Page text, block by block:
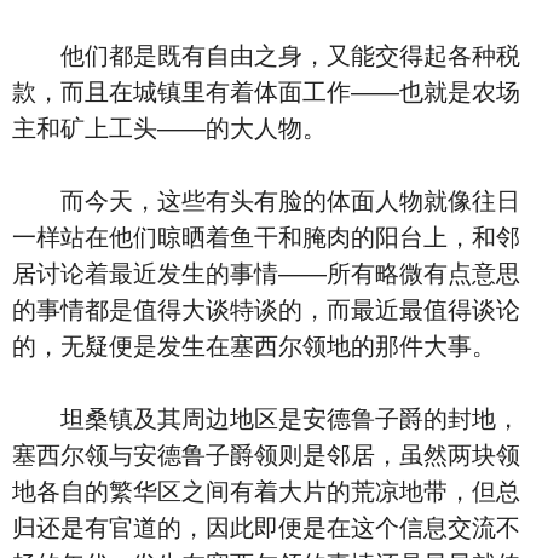
他们都是既有自由之身，又能交得起各种税
款，而且在城镇里有着体面工作——也就是农场
主和矿上工头——的大人物。
而今天，这些有头有脸的体面人物就像往日
一样站在他们晾晒着鱼干和腌肉的阳台上，和邻
居讨论着最近发生的事情——所有略微有点意思
的事情都是值得大谈特谈的，而最近最值得谈论
的，无疑便是发生在塞西尔领地的那件大事。
坦桑镇及其周边地区是安德鲁子爵的封地，
塞西尔领与安德鲁子爵领则是邻居，虽然两块领
地各自的繁华区之间有着大片的荒凉地带，但总
归还是有官道的，因此即便是在这个信息交流不